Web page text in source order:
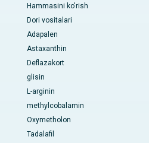
Hammasini ko'rish
Dori vositalari
Adapalen
Astaxanthin
Deflazakort
glisin
L-arginin
methylcobalamin
Oxymetholon
Tadalafil